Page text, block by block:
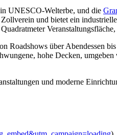
UNESCO-Welterbe, und die
und bietet ein
Roadshows über Abendessen
hohe Decken,
und moderne